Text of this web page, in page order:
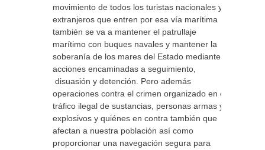
movimiento de todos los turistas nacionales y
extranjeros que entren por esa vía marítima
también se va a mantener el patrullaje
marítimo con buques navales y mantener la
soberanía de los mares del Estado mediante
acciones encaminadas a seguimiento,
disuasión y detención. Pero además
operaciones contra el crimen organizado en el
tráfico ilegal de sustancias, personas armas y
explosivos y quiénes en contra también que
afectan a nuestra población así como
proporcionar una navegación segura para